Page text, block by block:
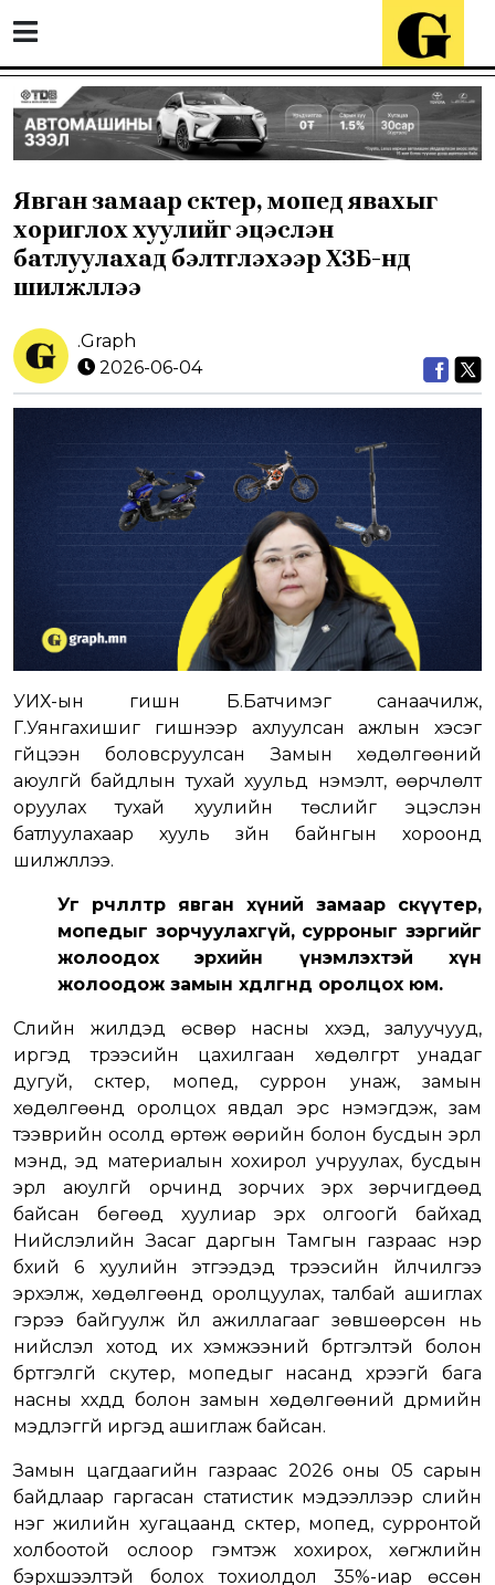
Явган замаар скүүтер, мопед явахыг
хориглох хуулийг эцэслэн
батлуулахад бэлтгүүлэхээр ХЗБ-нд
шилжүүллээ
.Graph
2026-06-04
УИХ-ын гишүүн Б.Батчимэг санаачилж,
Г.Уянгахишиг гишүүнээр ахлуулсан ажлын хэсэг
гүйцээн боловсруулсан Замын хөдөлгөөний
аюулгүй байдлын тухай хуульд нэмэлт, өөрчлөлт
оруулах тухай хуулийн төслийг эцэслэн
батлуулахаар хууль зүйн байнгын хороонд
шилжүүллээ.
Уг өөрчлөлтөөр явган хүний замаар скүүтер,
мопедыг зорчуулахгүй, сурроныг зэргийг
жолоодох эрхийн үнэмлэхтэй хүн
жолоодож замын хөдөлгөөнд оролцох юм.
Сүүлийн жилүүдэд өсвөр насны хүүхэд, залуучууд,
иргэд түрээсийн цахилгаан хөдөлгүүрт унадаг
дугуй, скүүтер, мопед, суррон унаж, замын
хөдөлгөөнд оролцох явдал эрс нэмэгдэж, зам
тээврийн осолд өртөж өөрийн болон бусдын эрүүл
мэнд, эд материалын хохирол учруулах, бусдын
эрүүл аюулгүй орчинд зорчих эрх зөрчигдөөд
байсан бөгөөд хуулиар эрх олгоогүй байхад
Нийслэлийн Засаг даргын Тамгын газраас нэр
бүхий 6 хуулийн этгээдэд түрээсийн үйлчилгээ
эрхэлж, хөдөлгөөнд оролцуулах, талбай ашиглах
гэрээ байгуулж үйл ажиллагааг зөвшөөрсөн нь
нийслэл хотод их хэмжээний бүртгэлтэй болон
бүртгэлгүй скуүтер, мопедыг насанд хүрээгүй бага
насны хүүхдүүд болон замын хөдөлгөөний дүрмийн
мэдлэггүй иргэд ашиглаж байсан.
Замын цагдаагийн газраас 2026 оны 05 сарын
байдлаар гаргасан статистик мэдээллээр сүүлийн
нэг жилийн хугацаанд скүүтер, мопед, сурронтой
холбоотой ослоор гэмтэж хохирох, хөгжлийн
бэрхшээлтэй болох тохиолдол 35%-иар өссөн